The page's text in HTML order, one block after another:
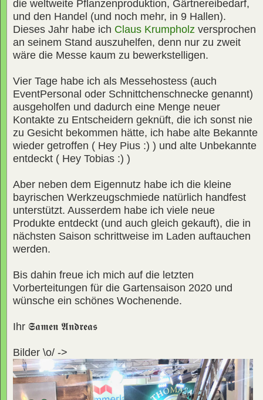
die weltweite Pflanzenproduktion, Gärtnereibedarf,
und den Handel (und noch mehr, in 9 Hallen).
Dieses Jahr habe ich Claus Krumpholz versprochen
an seinem Stand auszuhelfen, denn nur zu zweit
wäre die Messe kaum zu bewerkstelligen.
Vier Tage habe ich als Messehostess (auch
EventPersonal oder Schnittchenschnecke genannt)
ausgeholfen und dadurch eine Menge neuer
Kontakte zu Entscheidern geknüft, die ich sonst nie
zu Gesicht bekommen hätte, ich habe alte Bekannte
wieder getroffen ( Hey Pius :) ) und alte Unbekannte
entdeckt ( Hey Tobias :) )
Aber neben dem Eigennutz habe ich die kleine
bayrischen Werkzeugschmiede natürlich handfest
unterstützt. Ausserdem habe ich viele neue
Produkte entdeckt (und auch gleich gekauft), die in
nächsten Saison schrittweise im Laden auftauchen
werden.
Bis dahin freue ich mich auf die letzten
Vorberteitungen für die Gartensaison 2020 und
wünsche ein schönes Wochenende.
Ihr 𝕾𝖆𝖒𝖊𝖓 𝕬𝖓𝖉𝖗𝖊𝖆𝖘
Bilder \o/ ->